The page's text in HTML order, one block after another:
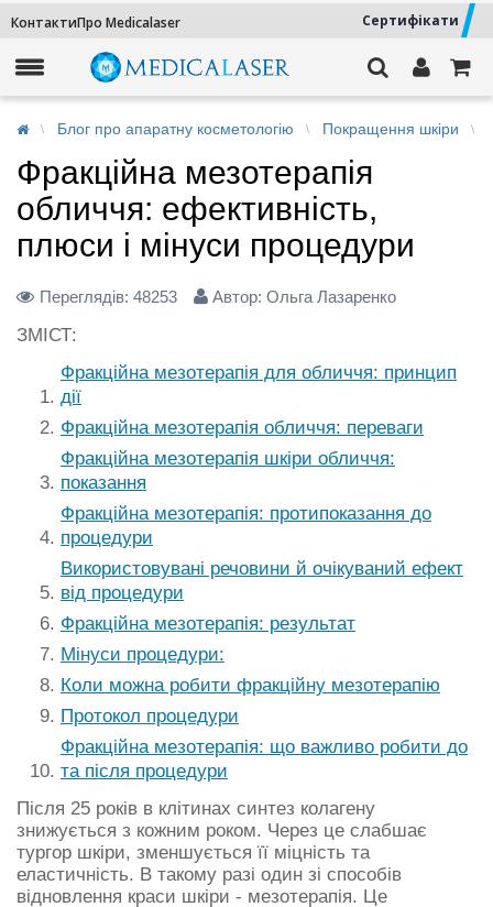
КонтактиПро Medicalaser Сертифікати
Блог про апаратну косметологію Покращення шкіри
Фракційна мезотерапія
обличчя: ефективність,
плюси і мінуси процедури
Переглядів: 48253 Автор: Ольга Лазаренко
ЗМІСТ:
Фракційна мезотерапія для обличчя: принцип
дії
Фракційна мезотерапія обличчя: переваги
Фракційна мезотерапія шкіри обличчя:
показання
Фракційна мезотерапія: протипоказання до
процедури
Використовувані речовини й очікуваний ефект
від процедури
Фракційна мезотерапія: результат
Мінуси процедури:
Коли можна робити фракційну мезотерапію
Протокол процедури
Фракційна мезотерапія: що важливо робити до
та після процедури
Після 25 років в клітинах синтез колагену
знижується з кожним роком. Через це слабшає
тургор шкіри, зменшується її міцність та
еластичність. В такому разі один зі способів
відновлення краси шкіри - мезотерапія. Це